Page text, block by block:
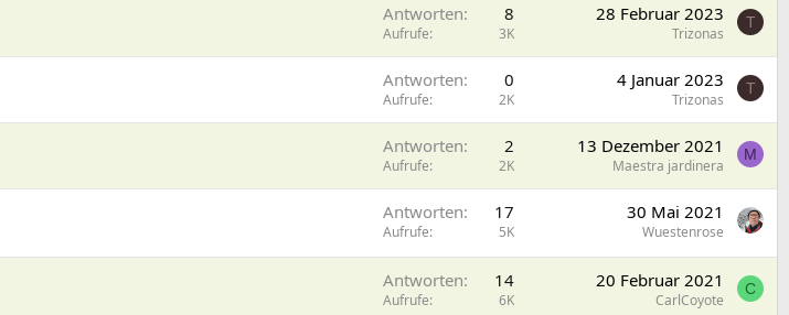
Antworten 8
Aufrufe 3K
28 Februar 2023
Trizonas
T
Antworten 0
Aufrufe 2K
4 Januar 2023
Trizonas
T
Antworten 2
Aufrufe 2K
13 Dezember 2021
Maestra jardinera
M
Antworten 17
Aufrufe 5K
30 Mai 2021
Wuestenrose
Antworten 14
Aufrufe 6K
20 Februar 2021
CarlCoyote
C